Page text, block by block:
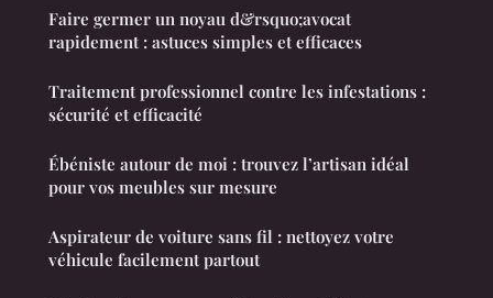
Faire germer un noyau d&rsquo;avocat
rapidement : astuces simples et efficaces
Traitement professionnel contre les infestations :
sécurité et efficacité
Ébéniste autour de moi : trouvez l’artisan idéal
pour vos meubles sur mesure
Aspirateur de voiture sans fil : nettoyez votre
véhicule facilement partout